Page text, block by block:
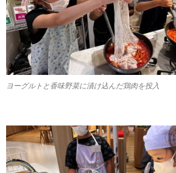
ヨーグルトと香味野菜に漬け込んだ鶏肉を投入